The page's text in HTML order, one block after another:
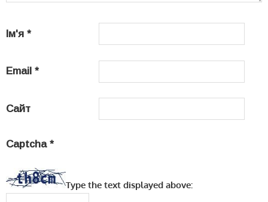
Ім'я *
Email *
Сайт
Captcha *
Type the text displayed above: